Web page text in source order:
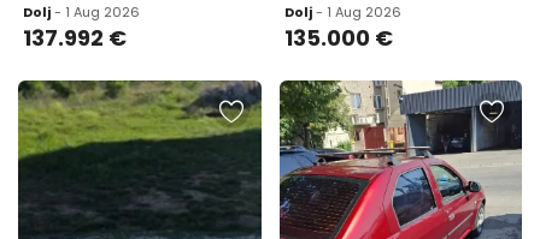
Dolj- 1 Aug 2026
137.992 €
Dolj- 1 Aug 2026
135.000 €